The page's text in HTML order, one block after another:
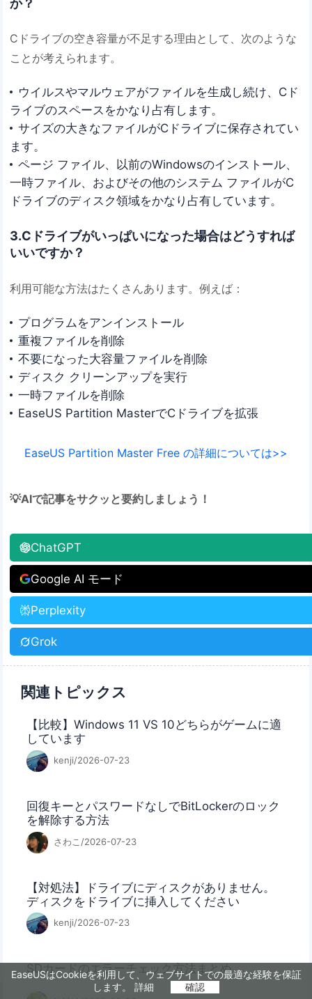
EaseUSはCookieを利用して、ウェブサイトでの最適な経験を保証
します。 詳細 確認
Cドライブの空き容量が不足する理由として、次のような
ことが考えられます。
ウイルスやマルウェアがファイルを生成し続け、Cド
ライブのスペースをかなり占有します。
サイズの大きなファイルがCドライブに保存されてい
ます。
ページ ファイル、以前のWindowsのインストール、
一時ファイル、およびその他のシステム ファイルがC
ドライブのディスク領域をかなり占有しています。
3.Cドライブがいっぱいになった場合はどうすれば
いいですか？
利用可能な方法はたくさんあります。例えば：
プログラムをアンインストール
重複ファイルを削除
不要になった大容量ファイルを削除
ディスク クリーンアップを実行
一時ファイルを削除
EaseUS Partition MasterでCドライブを拡張
EaseUS Partition Master Free の詳細については>>
💡AIで記事をサクッと要約しましょう！
ChatGPT
Google AI モード
Perplexity
Grok
関連トピックス
【比較】Windows 11 VS 10どちらがゲームに適
しています
kenji/2026-07-23
回復キーとパスワードなしでBitLockerのロック
を解除する方法
さわこ/2026-07-23
【対処法】ドライブにディスクがありません。
ディスクをドライブに挿入してください
kenji/2026-07-23
SDカードのエラーチェック方法まとめ